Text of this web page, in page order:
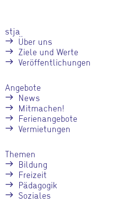
stja
Über uns
Ziele und Werte
Veröffentlichungen
Angebote
News
Mitmachen!
Ferienangebote
Vermietungen
Themen
Bildung
Freizeit
Pädagogik
Soziales